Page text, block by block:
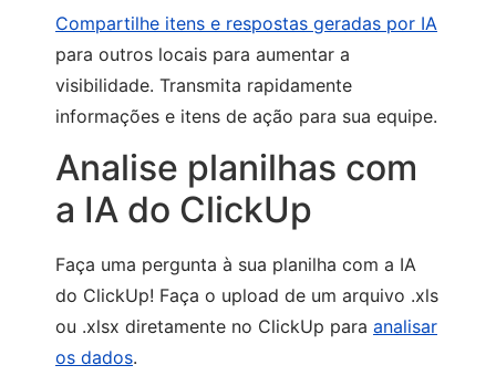
Compartilhe itens e respostas geradas por IA
para outros locais para aumentar a
visibilidade. Transmita rapidamente
informações e itens de ação para sua equipe.
Analise planilhas com
a IA do ClickUp
Faça uma pergunta à sua planilha com a IA
do ClickUp! Faça o upload de um arquivo .xls
ou .xlsx diretamente no ClickUp para analisar
os dados.